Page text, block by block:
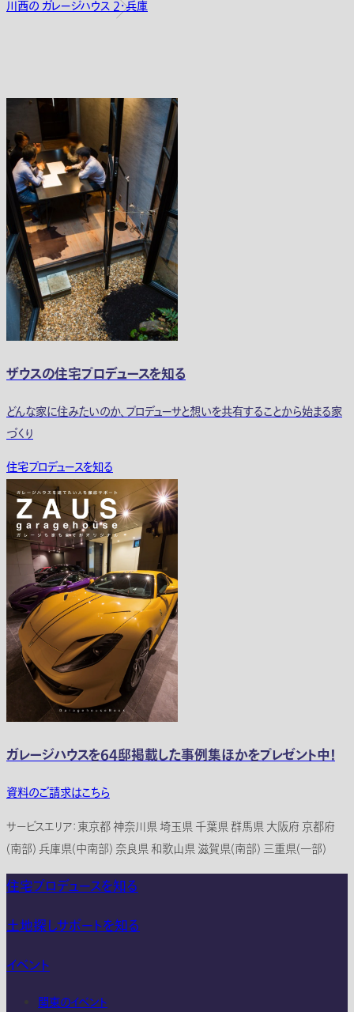
川西の ガレージハウス 2・兵庫
ザウスの住宅プロデュースを知る
どんな家に住みたいのか、プロデューサと想いを共有することから始まる家
づくり
住宅プロデュースを知る
ガレージハウスを64邸掲載した事例集ほかをプレゼント中！
資料のご請求はこちら
サービスエリア：東京都 神奈川県 埼玉県 千葉県 群馬県 大阪府 京都府
(南部) 兵庫県(中南部) 奈良県 和歌山県 滋賀県(南部) 三重県(一部)
住宅プロデュースを知る
土地探しサポートを知る
イベント
関東のイベント